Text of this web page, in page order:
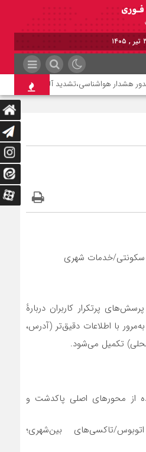
هشدار هواشناسی،تشدید آلودگی هوا تا روز
سکونتی/خدمات شهری
پرتکرار کاربران دربارهٔ
با اطلاعات دقیق‌تر (آدرس،
تکمیل می‌شود.
از محورهای اصلی پاکدشت و
تاکسی‌های بین‌شهری؛